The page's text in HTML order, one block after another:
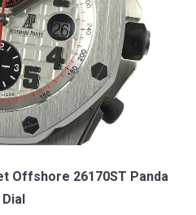
Offshore 26170ST Panda
Dial